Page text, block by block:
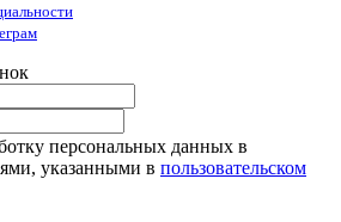
персональных данных в
указанными в пользовательском